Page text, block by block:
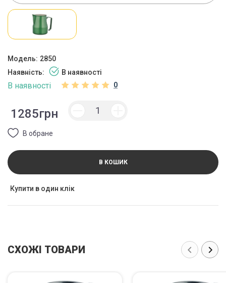
Модель: 2850
Наявність:
В наявності
В наявності 0
1285грн
В обране
В КОШИК
Купити в один клік
СХОЖІ ТОВАРИ